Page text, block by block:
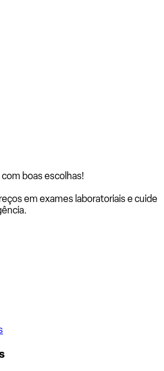
com boas escolhas!
em exames laboratoriais e cuide